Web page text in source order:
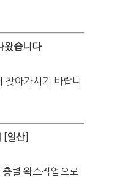
왔습니다
찾아가시기 바랍니
[일산]
별 왁스작업으로